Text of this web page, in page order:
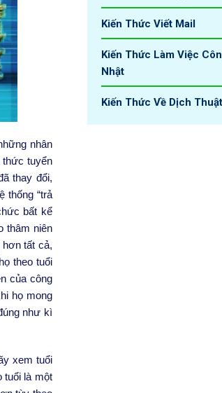
nhân
thức tuyển
thay đổi,
thống “trả
bất kể
thâm niên
hơn tất cả,
theo tuổi
của công
họ mong
như kì
xem tuổi
tuổi là một
Kiến Thức Viết Mail
Kiến Thức Làm Việc
Nhật
Kiến Thức Về Dịch Thuật